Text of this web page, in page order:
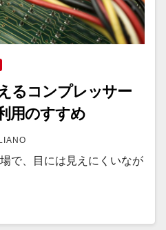
るコンプレッサー
用のすすめ
で、目には見えにくいなが